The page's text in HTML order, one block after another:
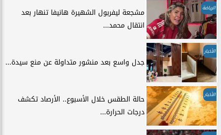
الرياضة
مشجعة ليفربول الشهيرة هانيفا تنهار بعد
انتقال محمد...
الأخبار
جدل واسع بعد منشور متداولة عن منع سيدة...
الأخبار
حالة الطقس خلال الأسبوع.. الأرصاد تكشف
درجات الحرارة...